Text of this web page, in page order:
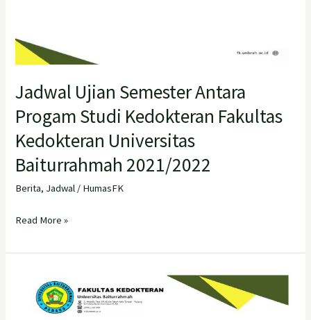
Jadwal Ujian Semester Antara
Progam Studi Kedokteran Fakultas
Kedokteran Universitas
Baiturrahmah 2021/2022
Berita, Jadwal / HumasFK
Read More »